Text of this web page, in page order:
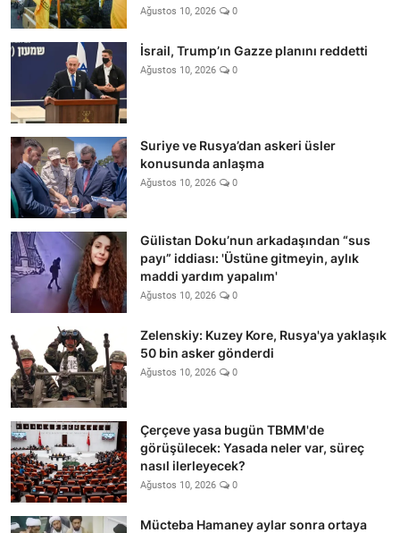
Ağustos 10, 2026 0
İsrail, Trump’ın Gazze planını reddetti
Ağustos 10, 2026 0
Suriye ve Rusya’dan askeri üsler
konusunda anlaşma
Ağustos 10, 2026 0
Gülistan Doku’nun arkadaşından “sus
payı” iddiası: 'Üstüne gitmeyin, aylık
maddi yardım yapalım'
Ağustos 10, 2026 0
Zelenskiy: Kuzey Kore, Rusya'ya yaklaşık
50 bin asker gönderdi
Ağustos 10, 2026 0
Çerçeve yasa bugün TBMM'de
görüşülecek: Yasada neler var, süreç
nasıl ilerleyecek?
Ağustos 10, 2026 0
Mücteba Hamaney aylar sonra ortaya